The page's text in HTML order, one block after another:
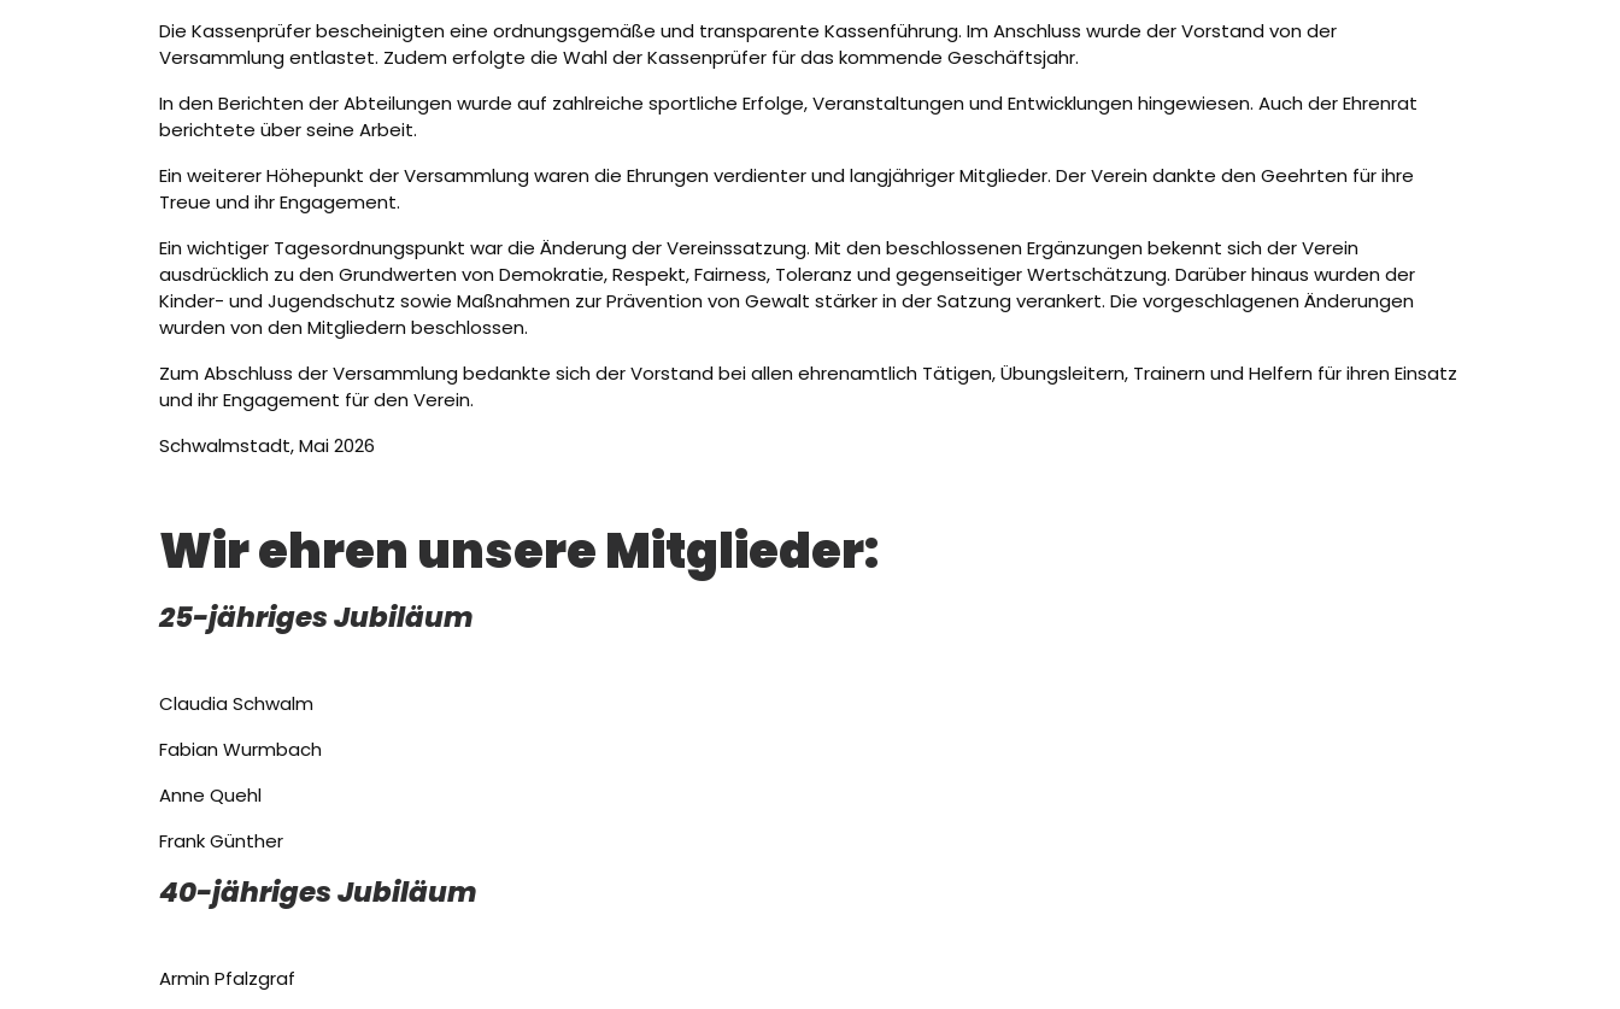
Die Kassenprüfer bescheinigten eine ordnungsgemäße und transparente Kassenführung. Im Anschluss wurde der Vorstand von der
Versammlung entlastet. Zudem erfolgte die Wahl der Kassenprüfer für das kommende Geschäftsjahr.
In den Berichten der Abteilungen wurde auf zahlreiche sportliche Erfolge, Veranstaltungen und Entwicklungen hingewiesen. Auch der Ehrenrat
berichtete über seine Arbeit.
Ein weiterer Höhepunkt der Versammlung waren die Ehrungen verdienter und langjähriger Mitglieder. Der Verein dankte den Geehrten für ihre
Treue und ihr Engagement.
Ein wichtiger Tagesordnungspunkt war die Änderung der Vereinssatzung. Mit den beschlossenen Ergänzungen bekennt sich der Verein
ausdrücklich zu den Grundwerten von Demokratie, Respekt, Fairness, Toleranz und gegenseitiger Wertschätzung. Darüber hinaus wurden der
Kinder- und Jugendschutz sowie Maßnahmen zur Prävention von Gewalt stärker in der Satzung verankert. Die vorgeschlagenen Änderungen
wurden von den Mitgliedern beschlossen.
Zum Abschluss der Versammlung bedankte sich der Vorstand bei allen ehrenamtlich Tätigen, Übungsleitern, Trainern und Helfern für ihren Einsatz
und ihr Engagement für den Verein.
Schwalmstadt, Mai 2026
Wir ehren unsere Mitglieder:
25-jähriges Jubiläum
Claudia Schwalm
Fabian Wurmbach
Anne Quehl
Frank Günther
40-jähriges Jubiläum
Armin Pfalzgraf